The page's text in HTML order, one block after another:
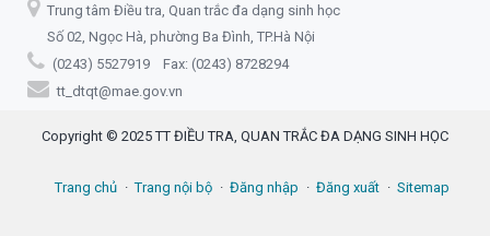
Trung tâm Điều tra, Quan trắc đa dạng sinh học
Số 02, Ngọc Hà, phường Ba Đình, TP.Hà Nội
(0243) 5527919 Fax: (0243) 8728294
tt_dtqt@mae.gov.vn
Copyright © 2025 TT ĐIỀU TRA, QUAN TRẮC ĐA DẠNG SINH HỌC
Trang chủ Trang nội bộ Đăng nhập Đăng xuất Sitemap